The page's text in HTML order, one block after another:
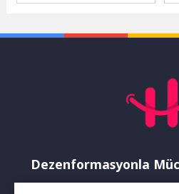
Dezenformasyonla
Yayınlanan haberler doğruluk